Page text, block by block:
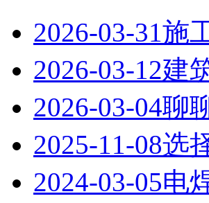
2026-03-31施
2026-03-12建
2026-03-04聊
2025-11-08选
2024-03-05电